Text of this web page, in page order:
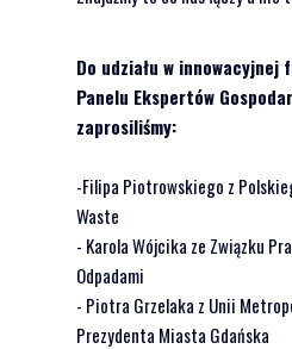
Do udziału w innowacyjnej
Panelu Ekspertów
zaprosiliśmy:
-Filipa Piotrowskiego z
Waste
- Karola Wójcika ze Związku
Odpadami
- Piotra Grzelaka z Unii
Prezydenta Miasta Gdańska